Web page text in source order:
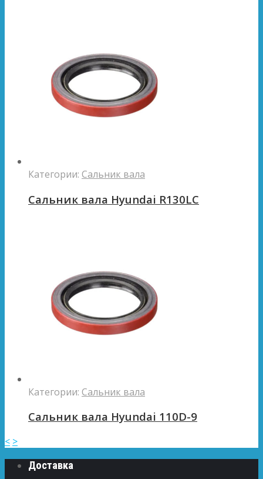
Категории: Сальник вала
Сальник вала Hyundai R130LC
Категории: Сальник вала
Сальник вала Hyundai 110D-9
< >
Доставка